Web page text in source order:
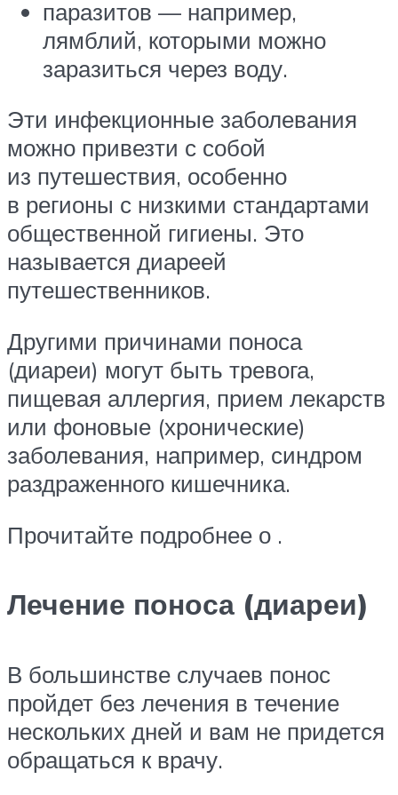
паразитов — например,
лямблий, которыми можно
заразиться через воду.
Эти инфекционные заболевания
можно привезти с собой
из путешествия, особенно
в регионы с низкими стандартами
общественной гигиены. Это
называется диареей
путешественников.
Другими причинами поноса
(диареи) могут быть тревога,
пищевая аллергия, прием лекарств
или фоновые (хронические)
заболевания, например, синдром
раздраженного кишечника.
Прочитайте подробнее о .
Лечение поноса (диареи)
В большинстве случаев понос
пройдет без лечения в течение
нескольких дней и вам не придется
обращаться к врачу.